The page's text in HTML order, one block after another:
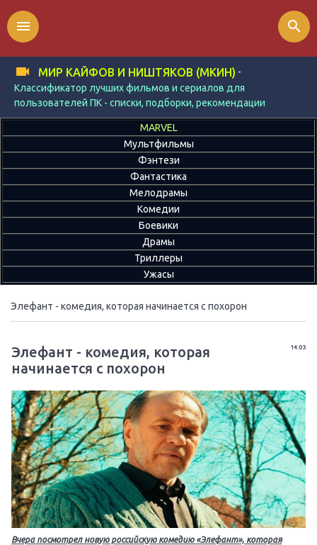
МИР КАЙФОВ И НИШТЯКОВ (МКИН) -
Классификатор лучших фильмов и сериалов для
пользователей ПК - списки, подборки, рекомендации
menu search
MARVEL
Мультфильмы
Фэнтези
Фантастика
Мелодрамы
Комедии
Боевики
Драмы
Триллеры
Ужасы
Элефант - комедия, которая начинается с похорон
14:03
Элефант - комедия, которая
начинается с похорон
Вчера посмотрел новую российскую комедию «Элефант», которая